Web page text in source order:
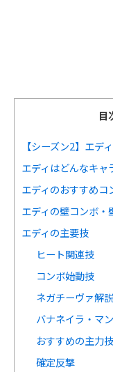
目
【シーズン2】エデ
エディはどんなキャ
エディのおすすめコ
エディの壁コンボ・
エディの主要技
ヒート関連技
コンボ始動技
ネガチーヴァ解
バナネイラ・マ
おすすめの主力
確定反撃